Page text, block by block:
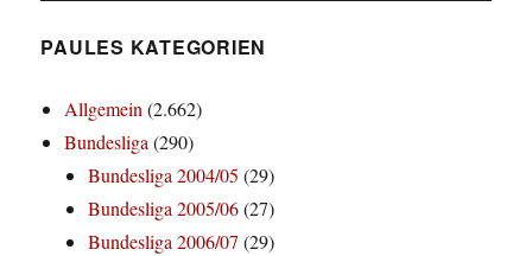
PAULES KATEGORIEN
Allgemein(2.662)
Bundesliga(290)
Bundesliga 2004/05 (29)
Bundesliga 2005/06(27)
Bundesliga 2006/07 (29)